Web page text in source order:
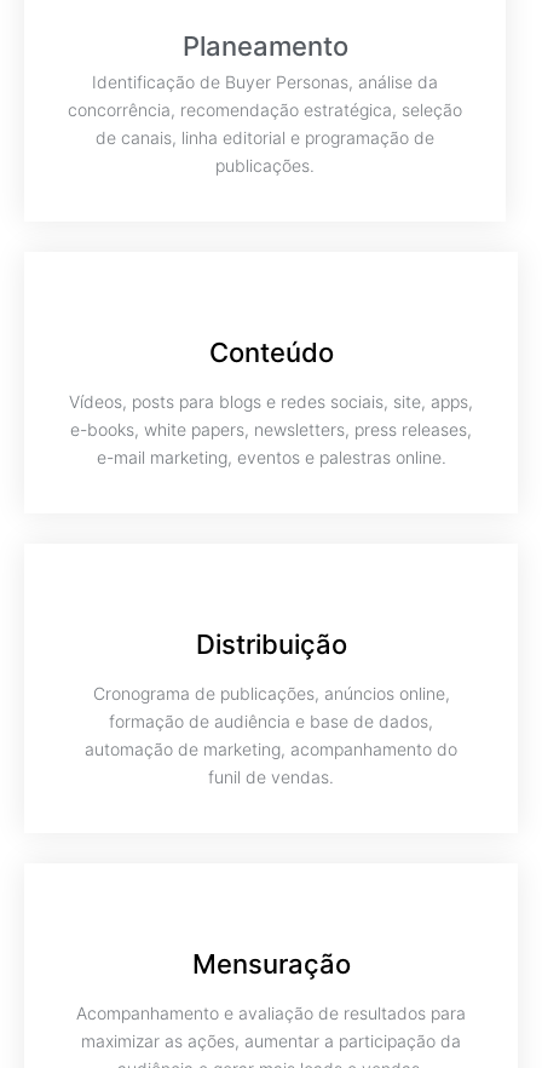
Planeamento
Identificação de Buyer Personas, análise da
concorrência, recomendação estratégica, seleção
de canais, linha editorial e programação de
publicações.
Conteúdo
Vídeos, posts para blogs e redes sociais, site, apps,
e-books, white papers, newsletters, press releases,
e-mail marketing, eventos e palestras online.
Distribuição
Cronograma de publicações, anúncios online,
formação de audiência e base de dados,
automação de marketing, acompanhamento do
funil de vendas.
Mensuração
Acompanhamento e avaliação de resultados para
maximizar as ações, aumentar a participação da